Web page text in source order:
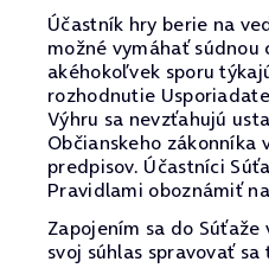
Účastník hry berie na
možné vymáhať súdnou
akéhokoľvek sporu
rozhodnutie
Výhru sa nevzťahujú
Občianskeho zákonníka
predpisov. Účastníci
Pravidlami oboznámiť
Zapojením sa do
svoj súhlas spravovať